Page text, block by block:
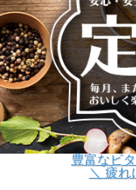
豊富なビ
＼ 疲れ